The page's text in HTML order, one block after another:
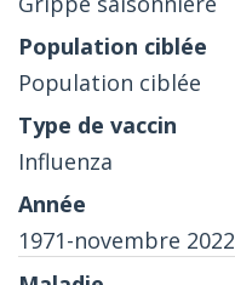
Population ciblée
Influenza
1971-novembre 2022